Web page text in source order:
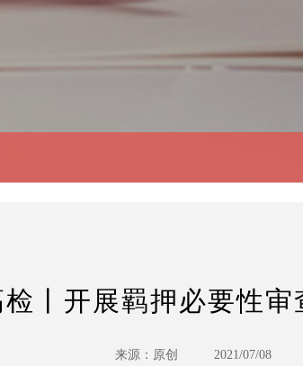
丨开展羁押必要性审
来源：原创 2021/07/08